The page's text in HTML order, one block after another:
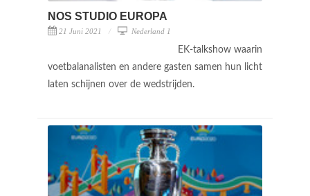
NOS STUDIO EUROPA
21 Juni 2021 Nederland 1
EK-talkshow waarin
voetbalanalisten en andere gasten samen hun licht
laten schijnen over de wedstrijden.